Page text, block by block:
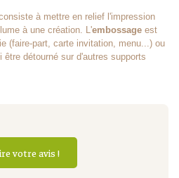
à mettre en relief l'impression
à une création. L'embossage est
(faire-part, carte invitation, menu...) ou
être détourné sur d'autres supports
votre avis !